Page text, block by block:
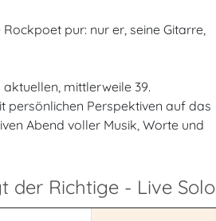
pur: nur er, seine Gitarre,
mittlerweile 39.
persönlichen Perspektiven auf das
Abend voller Musik, Worte und
der Richtige - Live Solo